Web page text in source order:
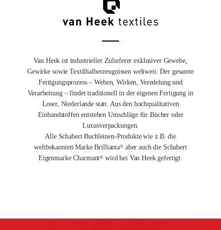
Van Heek ist industrieller Zulieferer exklusiver Gewebe,
Gewirke sowie Textilhalberzeugnissen weltweit. Der gesamte
Fertigungsprozess – Weben, Wirken, Veredelung und
Verarbeitung – findet traditionell in der eigenen Fertigung in
Loser, Niederlande statt. Aus den hochqualitativen
Einbandstoffen entstehen Umschläge für Bücher oder
Luxusverpackungen.
Alle Schabert Buchleinen-Produkte wie z.B. die
weltbekannten Marke Brillianta®aber auch die Schabert
Eigenmarke Charmant® wird bei Van Heek gefertigt.